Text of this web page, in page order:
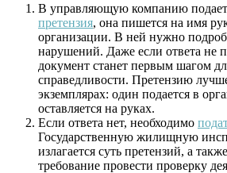
В управляющую компанию
претензия, она пишется на имя
организации. В ней нужно
нарушений. Даже если ответа не
документ станет первым шагом
справедливости. Претензию
экземплярах: один подается в
оставляется на руках.
Если ответа нет, необходимо
Государственную жилищную
излагается суть претензий, а
требование провести проверку